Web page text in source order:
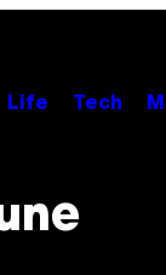
Life Tech